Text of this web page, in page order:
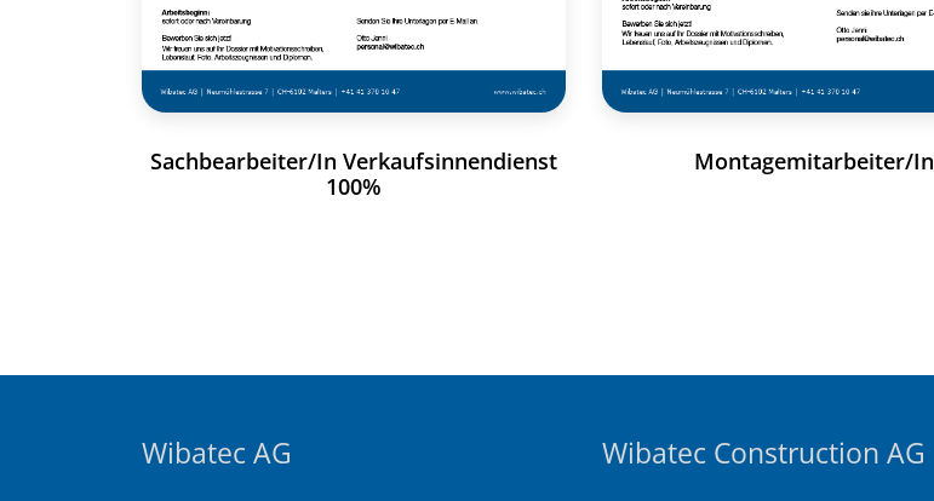
Sachbearbeiter/In Verkaufsinnendienst
100%
Montagemitarbeiter/In
Wibatec AG Wibatec Construction AG